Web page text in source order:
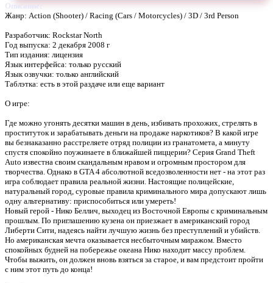
Описание:
Жанр: Action (Shooter) / Racing (Cars / Motorcycles) / 3D / 3rd Person
Разработчик: Rockstar North
Год выпуска: 2 декабря 2008 г
Тип издания: лицензия
Язык интерфейса: только русский
Язык озвучки: только английский
Таблэтка: есть в этой раздаче или еще вариант
О игре:
Где можно угонять десятки машин в день, избивать прохожих, стрелять в
проституток и зарабатывать деньги на продаже наркотиков? В какой игре
вы безнаказанно расстреляете отряд полиции из гранатомета, а минуту
спустя спокойно поужинаете в ближайшей пиццерии? Серия Grand Theft
Auto известна своим скандальным нравом и огромным простором для
творчества. Однако в GTA 4 абсолютной вседозволенности нет - на этот раз
игра соблюдает правила реальной жизни. Настоящие полицейские,
натуральный город, суровые правила криминального мира допускают лишь
одну альтернативу: приспособиться или умереть!
Новый герой - Нико Беллич, выходец из Восточной Европы с криминальным
прошлым. По приглашению кузена он приезжает в американский город
Либерти Сити, надеясь найти лучшую жизнь без преступлений и убийств.
Но американская мечта оказывается несбыточным миражом. Вместо
спокойных будней на побережье океана Нико находит массу проблем.
Чтобы выжить, он должен вновь взяться за старое, и вам предстоит пройти
с ним этот путь до конца!